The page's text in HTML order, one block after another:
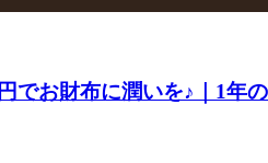
お財布に潤いを♪｜1年